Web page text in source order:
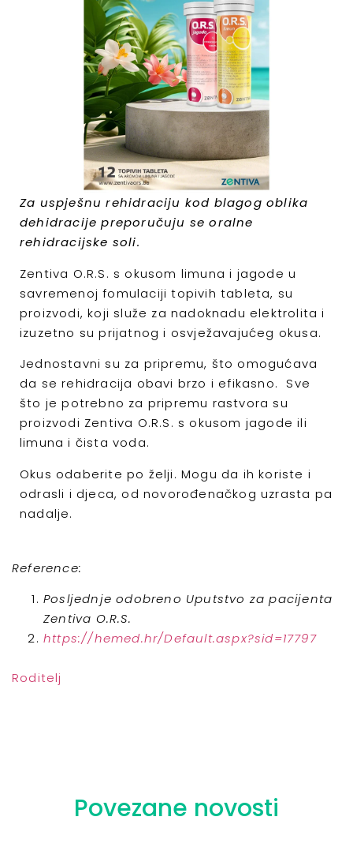
Za uspješnu rehidraciju kod blagog oblika
dehidracije preporučuju se oralne
rehidracijske soli.
Zentiva O.R.S. s okusom limuna i jagode u
savremenoj fomulaciji topivih tableta, su
proizvodi, koji služe za nadoknadu elektrolita i
izuzetno su prijatnog i osvježavajućeg okusa.
Jednostavni su za pripremu, što omogućava
da se rehidracija obavi brzo i efikasno. Sve
što je potrebno za pripremu rastvora su
proizvodi Zentiva O.R.S. s okusom jagode ili
limuna i čista voda.
Okus odaberite po želji. Mogu da ih koriste i
odrasli i djeca, od novorođenačkog uzrasta pa
nadalje.
Reference:
Posljednje odobreno Uputstvo za pacijenta
Zentiva O.R.S.
https://hemed.hr/Default.aspx?sid=17797
Roditelj
Povezane novosti